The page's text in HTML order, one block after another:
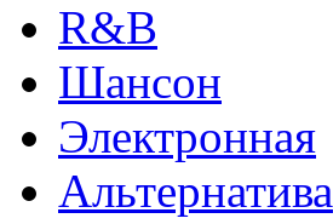
R&B
Шансон
Электронная
Альтернатива